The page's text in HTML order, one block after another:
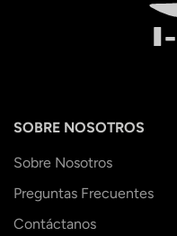
SOBRE NOSOTROS
Sobre Nosotros
Preguntas Frecuentes
Contáctanos